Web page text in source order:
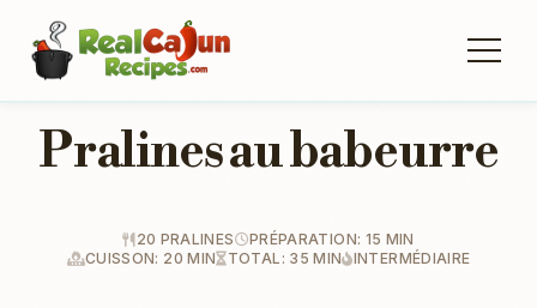
Pralines au babeurre
20 PRALINES
PRÉPARATION: 15 MIN
CUISSON: 20 MIN
TOTAL: 35 MIN INTERMÉDIAIRE